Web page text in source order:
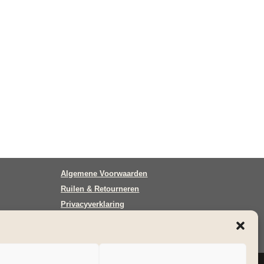
Algemene Voorwaarden
Ruilen & Retourneren
Privacyverklaring